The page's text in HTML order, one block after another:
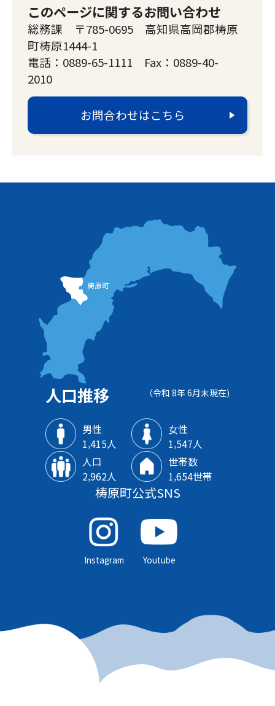
このページに関するお問い合わせ
総務課 〒785-0695 高知県高岡郡梼原
町梼原1444-1
電話：0889-65-1111 Fax：0889-40-
2010
お問合わせはこちら
人口推移 （令和 8年 6月末現在)
男性
1‚415人
女性
1‚547人
人口
2‚962人
世帯数
1‚654世帯
梼原町公式SNS
Instagram Youtube